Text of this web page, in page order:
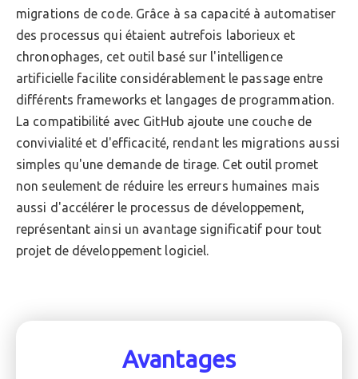
migrations de code. Grâce à sa capacité à automatiser
des processus qui étaient autrefois laborieux et
chronophages, cet outil basé sur l'intelligence
artificielle facilite considérablement le passage entre
différents frameworks et langages de programmation.
La compatibilité avec GitHub ajoute une couche de
convivialité et d'efficacité, rendant les migrations aussi
simples qu'une demande de tirage. Cet outil promet
non seulement de réduire les erreurs humaines mais
aussi d'accélérer le processus de développement,
représentant ainsi un avantage significatif pour tout
projet de développement logiciel.
Avantages